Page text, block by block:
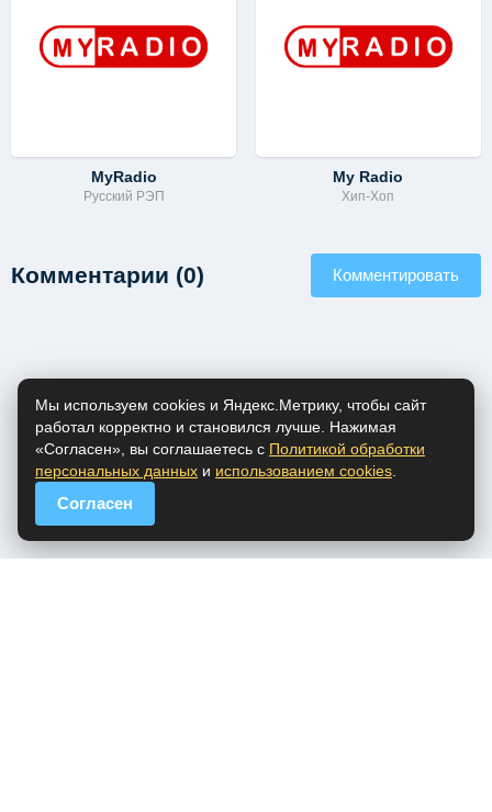
MyRadio
Русский РЭП
My Radio
Хип-Хоп
Комментарии (0) Комментировать
Мы используем cookies и Яндекс.Метрику, чтобы сайт
работал корректно и становился лучше. Нажимая
«Согласен», вы соглашаетесь с Политикой обработки
персональных данных и использованием cookies
Согласен